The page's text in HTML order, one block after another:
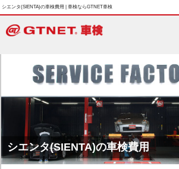
シエンタ(SIENTA)の車検費用 | 車検ならGTNET車検
シエンタ(SIENTA)の車検費用